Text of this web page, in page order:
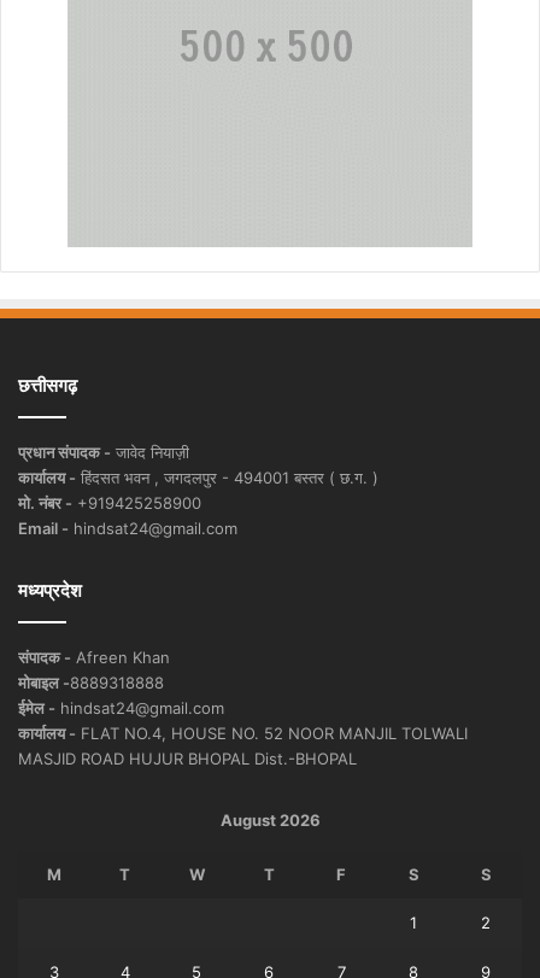
छत्तीसगढ़
प्रधान संपादक - जावेद नियाज़ी
कार्यालय - हिंदसत भवन , जगदलपुर - 494001 बस्तर ( छ.ग. )
मो. नंबर - +919425258900
Email - hindsat24@gmail.com
मध्यप्रदेश
संपादक - Afreen Khan
मोबाइल -8889318888
ईमेल - hindsat24@gmail.com
कार्यालय - FLAT NO.4, HOUSE NO. 52 NOOR MANJIL TOLWALI
MASJID ROAD HUJUR BHOPAL Dist.-BHOPAL
August 2026
M T W T F S S
1 2
3 4 5 6 7 8 9